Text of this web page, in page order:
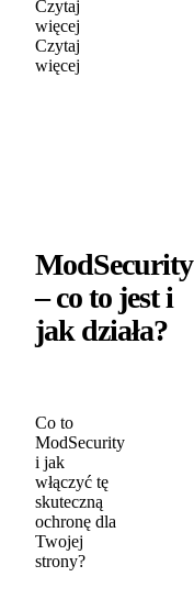
Czytaj
więcej
Czytaj
więcej
ModSecurity
– co to jest i
jak działa?
Co to
ModSecurity
i jak
włączyć tę
skuteczną
ochronę dla
Twojej
strony?